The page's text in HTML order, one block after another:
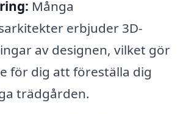
Många
erbjuder 3D-
av designen, vilket gör
för dig att föreställa dig
trädgården.